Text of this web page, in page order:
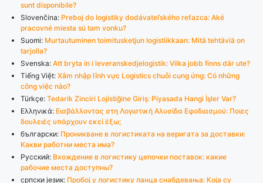
sunt disponibile?
Slovenčina: Preboj do logistiky dodávateľského reťazca: Aké
pracovné miesta sú tam vonku?
Suomi: Murtautuminen toimitusketjun logistiikkaan: Mitä tehtäviä on
tarjolla?
Svenska: Att bryta in i leveranskedjelogistik: Vilka jobb finns där ute?
Tiếng Việt: Xâm nhập lĩnh vực Logistics chuỗi cung ứng: Có những
công việc nào?
Türkçe: Tedarik Zinciri Lojistiğine Giriş: Piyasada Hangi İşler Var?
Ελληνικά: Εισβάλλοντας στη Λογιστική Αλυσίδα Εφοδιασμού: Ποιες
δουλειές υπάρχουν εκεί έξω;
български: Проникване в логистиката на веригата за доставки:
Какви работни места има?
Русский: Вхождение в логистику цепочки поставок: какие
рабочие места доступны?
српски језик: Пробој у логистику ланца снабдевања: Која су